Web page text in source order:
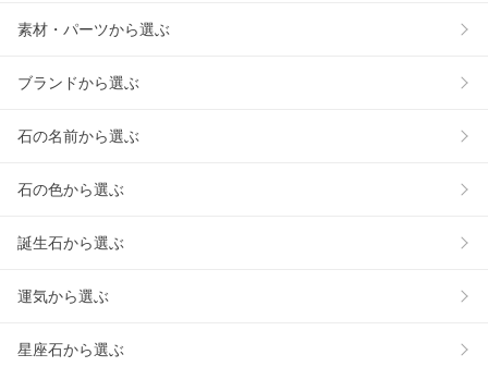
素材・パーツから選ぶ
ブランドから選ぶ
石の名前から選ぶ
石の色から選ぶ
誕生石から選ぶ
運気から選ぶ
星座石から選ぶ